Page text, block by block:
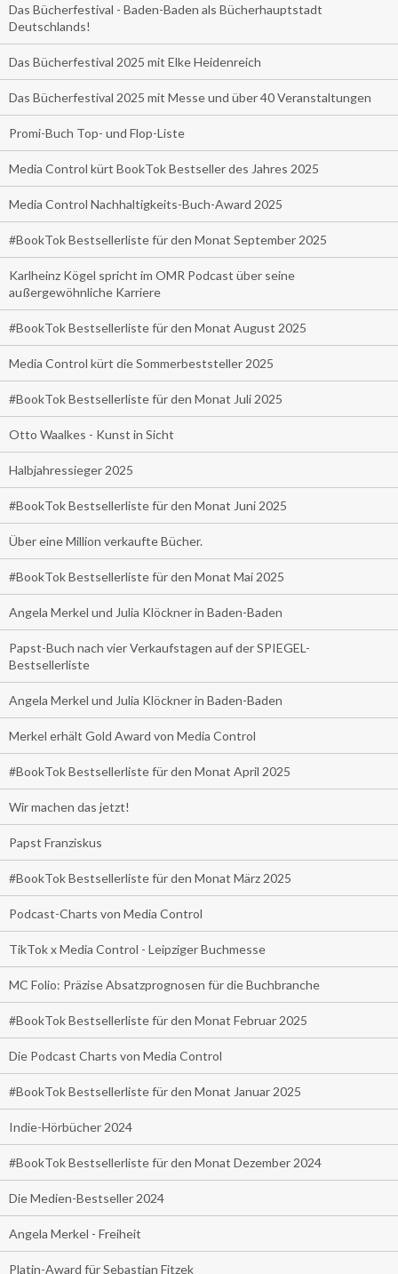
Das Bücherfestival - Baden-Baden als Bücherhauptstadt
Deutschlands!
Das Bücherfestival 2025 mit Elke Heidenreich
Das Bücherfestival 2025 mit Messe und über 40 Veranstaltungen
Promi-Buch Top- und Flop-Liste
Media Control kürt BookTok Bestseller des Jahres 2025
Media Control Nachhaltigkeits-Buch-Award 2025
#BookTok Bestsellerliste für den Monat September 2025
Karlheinz Kögel spricht im OMR Podcast über seine
außergewöhnliche Karriere
#BookTok Bestsellerliste für den Monat August 2025
Media Control kürt die Sommerbeststeller 2025
#BookTok Bestsellerliste für den Monat Juli 2025
Otto Waalkes - Kunst in Sicht
Halbjahressieger 2025
#BookTok Bestsellerliste für den Monat Juni 2025
Über eine Million verkaufte Bücher.
#BookTok Bestsellerliste für den Monat Mai 2025
Angela Merkel und Julia Klöckner in Baden-Baden
Papst-Buch nach vier Verkaufstagen auf der SPIEGEL-
Bestsellerliste
Angela Merkel und Julia Klöckner in Baden-Baden
Merkel erhält Gold Award von Media Control
#BookTok Bestsellerliste für den Monat April 2025
Wir machen das jetzt!
Papst Franziskus
#BookTok Bestsellerliste für den Monat März 2025
Podcast-Charts von Media Control
TikTok x Media Control - Leipziger Buchmesse
MC Folio: Präzise Absatzprognosen für die Buchbranche
#BookTok Bestsellerliste für den Monat Februar 2025
Die Podcast Charts von Media Control
#BookTok Bestsellerliste für den Monat Januar 2025
Indie-Hörbücher 2024
#BookTok Bestsellerliste für den Monat Dezember 2024
Die Medien-Bestseller 2024
Angela Merkel - Freiheit
Platin-Award für Sebastian Fitzek